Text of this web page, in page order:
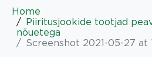
Home
Piiritusjookide tootjad
nõuetega
Screenshot 2021-05-27 at